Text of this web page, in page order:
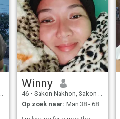
Winny
46 • Sakon Nakhon, Sakon Nakhon, Thailand
Op zoek naar: Man 38 - 68